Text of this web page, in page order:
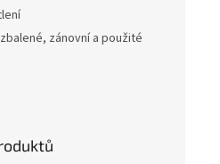
zánovní a použité